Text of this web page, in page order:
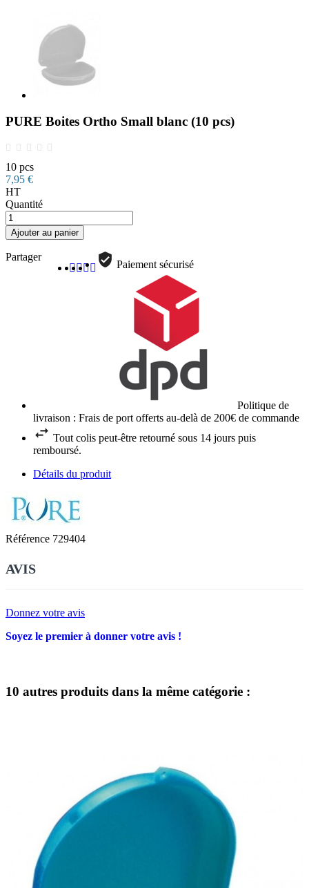
PURE Boites Ortho Small blanc (10 pcs)
10 pcs
7,95 €
HT
Quantité
Ajouter au panier
Partager
Paiement sécurisé
Politique de
livraison : Frais de port offerts au-delà de 200€ de commande
Tout colis peut-être retourné sous 14 jours puis
remboursé.
Détails du produit
Référence 729404
AVIS
Donnez votre avis
Soyez le premier à donner votre avis !
10 autres produits dans la même catégorie :